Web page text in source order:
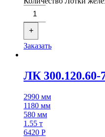
+
Заказать
ЛК 300.120.60-
2990 мм
1180 мм
580 мм
1.55 т
6420 Р